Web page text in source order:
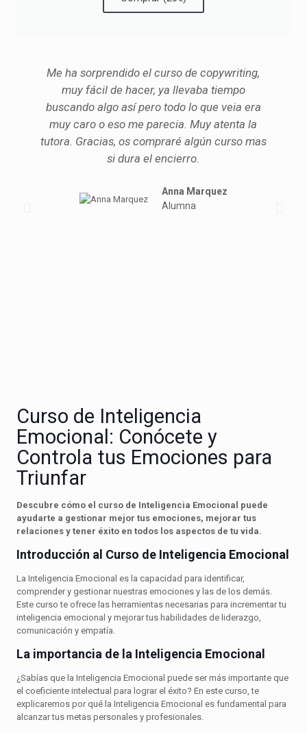
Me ha sorprendido el curso de copywriting,
muy fácil de hacer, ya llevaba tiempo
buscando algo así pero todo lo que veia era
muy caro o eso me parecia. Muy atenta la
tutora. Gracias, os compraré algún curso mas
si dura el encierro.
Anna Marquez
Alumna
Curso de Inteligencia
Emocional: Conócete y
Controla tus Emociones para
Triunfar
Descubre cómo el curso de Inteligencia Emocional puede
ayudarte a gestionar mejor tus emociones, mejorar tus
relaciones y tener éxito en todos los aspectos de tu vida.
Introducción al Curso de Inteligencia Emocional
La Inteligencia Emocional es la capacidad para identificar,
comprender y gestionar nuestras emociones y las de los demás.
Este curso te ofrece las herramientas necesarias para incrementar tu
inteligencia emocional y mejorar tus habilidades de liderazgo,
comunicación y empatía.
La importancia de la Inteligencia Emocional
¿Sabías que la Inteligencia Emocional puede ser más importante que
el coeficiente intelectual para lograr el éxito? En este curso, te
explicaremos por qué la Inteligencia Emocional es fundamental para
alcanzar tus metas personales y profesionales.